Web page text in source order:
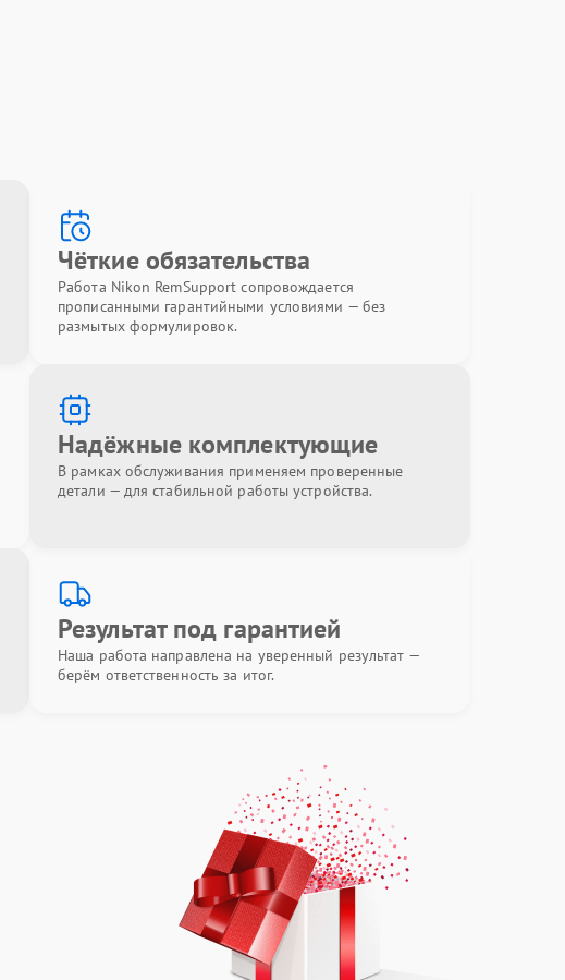
Чёткие обязательства
Работа Nikon RemSupport сопровождается
прописанными гарантийными условиями — без
размытых формулировок.
Надёжные комплектующие
В рамках обслуживания применяем проверенные
детали — для стабильной работы устройства.
Результат под гарантией
Наша работа направлена на уверенный результат —
берём ответственность за итог.